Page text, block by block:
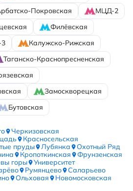
Покровская
МЦД-2
Филёвская
Калужско-Рижская
Таганско-Краснопресненская
Замоскворецкая
Бутовская
Черкизовская
Красносельская
пруды Лубянка
Охотный Ряд
Кропоткинская
Фрунзенская
горы
Университет
Румянцево
Саларьево
Ольховая
Новомосковская